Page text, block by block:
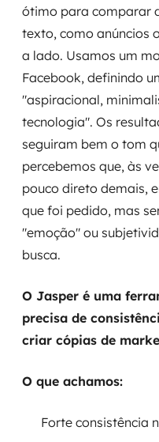
ótimo para comparar
texto, como anúncios
a lado. Usamos um
Facebook, definindo
"aspiracional,
tecnologia". Os
seguiram bem o tom
percebemos que, às
pouco direto demais,
que foi pedido, mas
"emoção" ou
busca.
O Jasper é uma
precisa de
criar cópias de
O que achamos:
Forte consistência